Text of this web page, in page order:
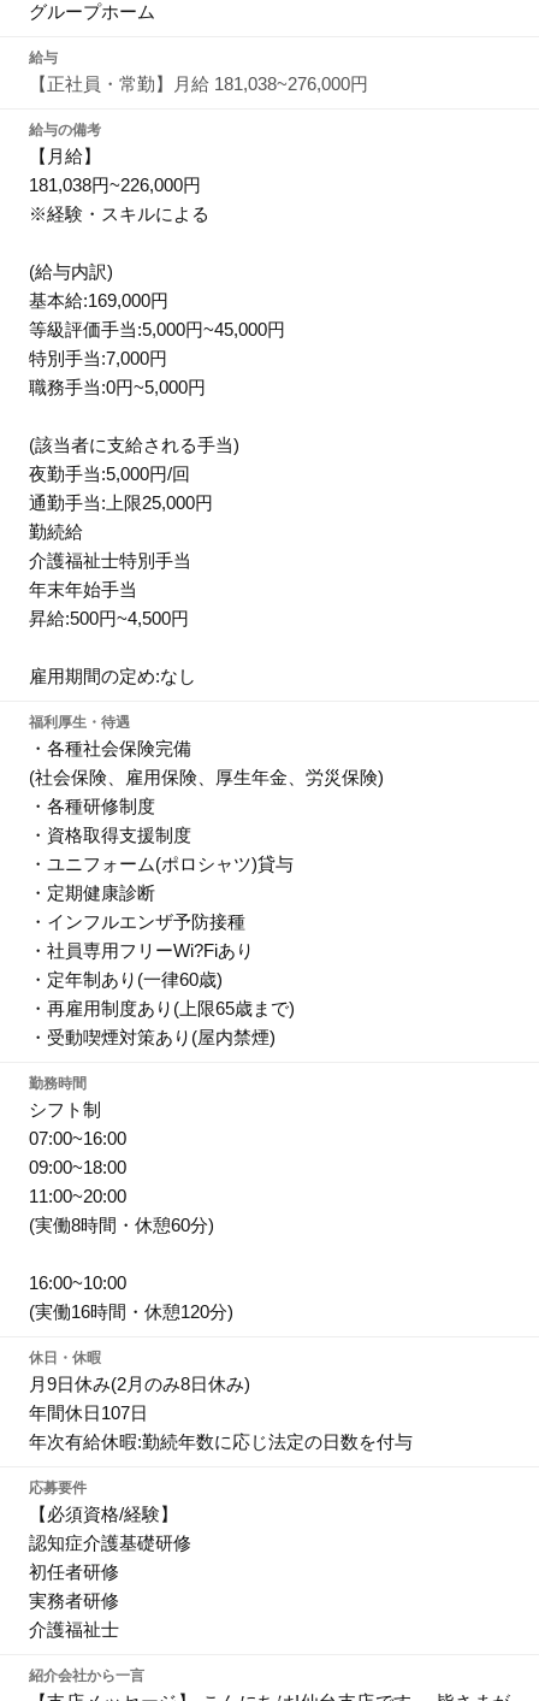
グループホーム
給与
【正社員・常勤】月給 181,038~276,000円
給与の備考
【月給】
181,038円~226,000円
※経験・スキルによる
(給与内訳)
基本給:169,000円
等級評価手当:5,000円~45,000円
特別手当:7,000円
職務手当:0円~5,000円
(該当者に支給される手当)
夜勤手当:5,000円/回
通勤手当:上限25,000円
勤続給
介護福祉士特別手当
年末年始手当
昇給:500円~4,500円
雇用期間の定め:なし
福利厚生・待遇
・各種社会保険完備
(社会保険、雇用保険、厚生年金、労災保険)
・各種研修制度
・資格取得支援制度
・ユニフォーム(ポロシャツ)貸与
・定期健康診断
・インフルエンザ予防接種
・社員専用フリーWi?Fiあり
・定年制あり(一律60歳)
・再雇用制度あり(上限65歳まで)
・受動喫煙対策あり(屋内禁煙)
勤務時間
シフト制
07:00~16:00
09:00~18:00
11:00~20:00
(実働8時間・休憩60分)
16:00~10:00
(実働16時間・休憩120分)
休日・休暇
月9日休み(2月のみ8日休み)
年間休日107日
年次有給休暇:勤続年数に応じ法定の日数を付与
応募要件
【必須資格/経験】
認知症介護基礎研修
初任者研修
実務者研修
介護福祉士
紹介会社から一言